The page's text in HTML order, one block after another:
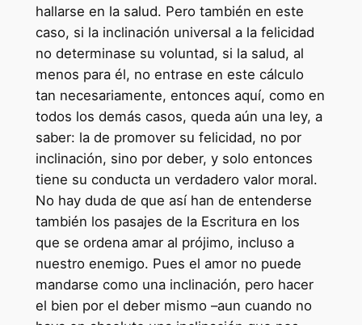
hallarse en la salud. Pero también en este
caso, si la inclinación universal a la felicidad
no determinase su voluntad, si la salud, al
menos para él, no entrase en este cálculo
tan necesariamente, entonces aquí, como en
todos los demás casos, queda aún una ley, a
saber: la de promover su felicidad, no por
inclinación, sino por deber, y solo entonces
tiene su conducta un verdadero valor moral.
No hay duda de que así han de entenderse
también los pasajes de la Escritura en los
que se ordena amar al prójimo, incluso a
nuestro enemigo. Pues el amor no puede
mandarse como una inclinación, pero hacer
el bien por el deber mismo –aun cuando no